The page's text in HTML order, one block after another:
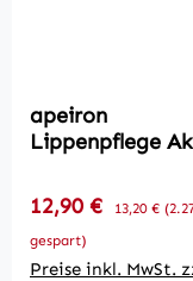
apeiron
Lippenpflege
Verkaufspreis:
12,90 € Regulärer
13,20 €
gespart)
Preise inkl. MwSt.